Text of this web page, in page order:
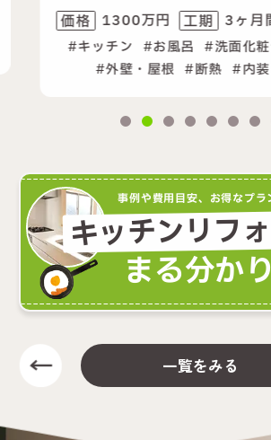
工期 3ヶ月間
洗面化粧台
給湯器
内装 玄関・窓
事例や費用目安、お得なプラ
キッチンリフ
まる分か
一覧をみる